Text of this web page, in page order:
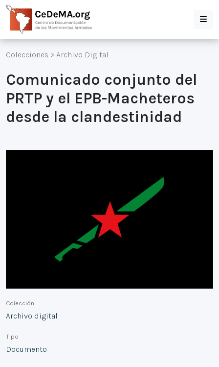
Colecciones > Archivo Digital
Comunicado conjunto del
PRTP y el EPB-Macheteros
desde la clandestinidad
Colección
Archivo digital
Tipo
Documento